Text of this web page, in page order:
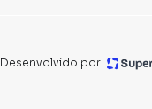
Desenvolvido por